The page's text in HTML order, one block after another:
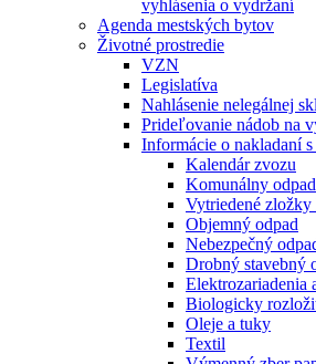
vyhlásenia o vydržaní
Agenda mestských bytov
Životné prostredie
VZN
Legislatíva
Nahlásenie nelegálnej
Prideľovanie nádob na
Informácie o nakladaní
Kalendár zvozu
Komunálny odpad
Vytriedené
Objemný odpad
Nebezpečný
Drobný stavebný
Elektrozariadenia
Biologicky
Oleje a tuky
Textil